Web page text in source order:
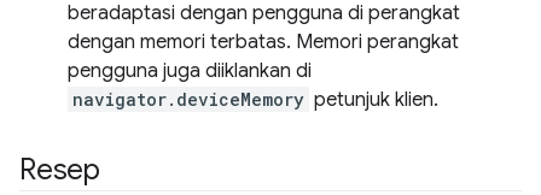
beradaptasi dengan pengguna di perangkat
dengan memori terbatas. Memori perangkat
pengguna juga diiklankan di
navigator.deviceMemory petunjuk klien.
Resep